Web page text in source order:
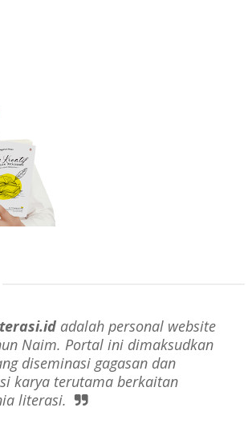
adalah personal website
Naim. Portal ini dimaksudkan
diseminasi gagasan dan
karya terutama berkaitan
literasi.